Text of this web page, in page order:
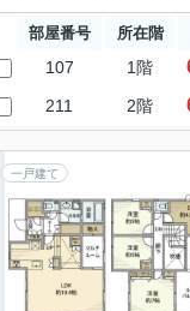
部屋番号 所在階
107 1階
211 2階
一戸建て